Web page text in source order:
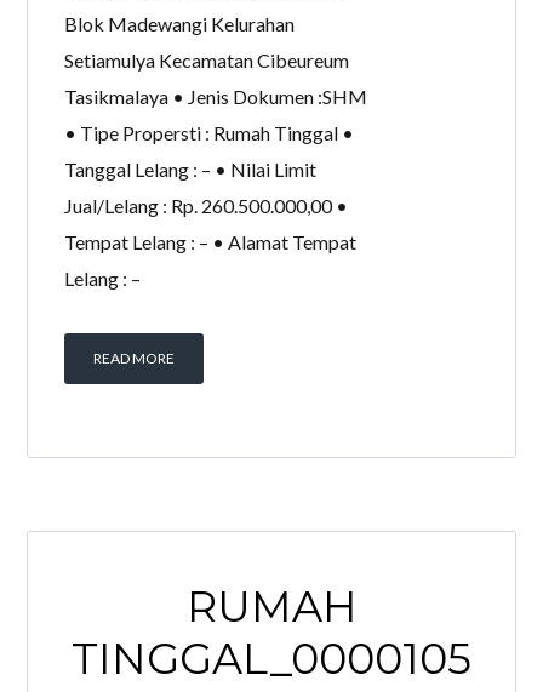
Blok Madewangi Kelurahan
Setiamulya Kecamatan Cibeureum
Tasikmalaya • Jenis Dokumen :SHM
• Tipe Propersti : Rumah Tinggal •
Tanggal Lelang : – • Nilai Limit
Jual/Lelang : Rp. 260.500.000,00 •
Tempat Lelang : – • Alamat Tempat
Lelang : –
READ MORE
RUMAH
TINGGAL_0000105